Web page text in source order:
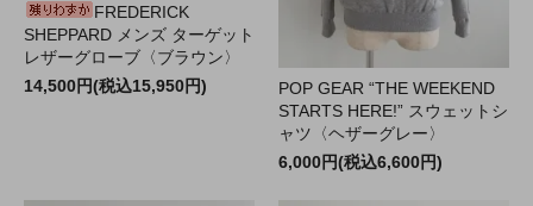
FREDERICK
SHEPPARD メンズ ターゲット
レザーグローブ〈ブラウン〉
14,500円(税込15,950円)
POP GEAR “THE WEEKEND
STARTS HERE!” スウェットシ
ャツ〈ヘザーグレー〉
6,000円(税込6,600円)